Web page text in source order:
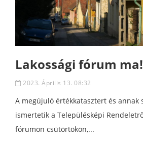
Lakossági fórum ma!
2023. Április 13. 08:32
A megújuló értékkatasztert és annak
ismertetik a Településképi
fórumon csütörtökön,...